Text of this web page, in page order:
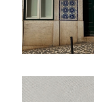
СОЗДАЙТЕ СВОЮ
идеальную сумку, мы с
мечту в реальность. Заполните
свяжемся с вами, чтобы обсудить